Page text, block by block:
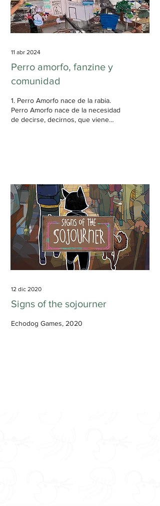
11 abr 2024
Perro amorfo, fanzine y
comunidad
1. Perro Amorfo nace de la rabia.
Perro Amorfo nace de la necesidad
de decirse, decirnos, que viene
12 dic 2020
Signs of the sojourner
Echodog Games, 2020